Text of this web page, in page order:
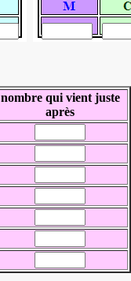
nombre qui vient juste
après